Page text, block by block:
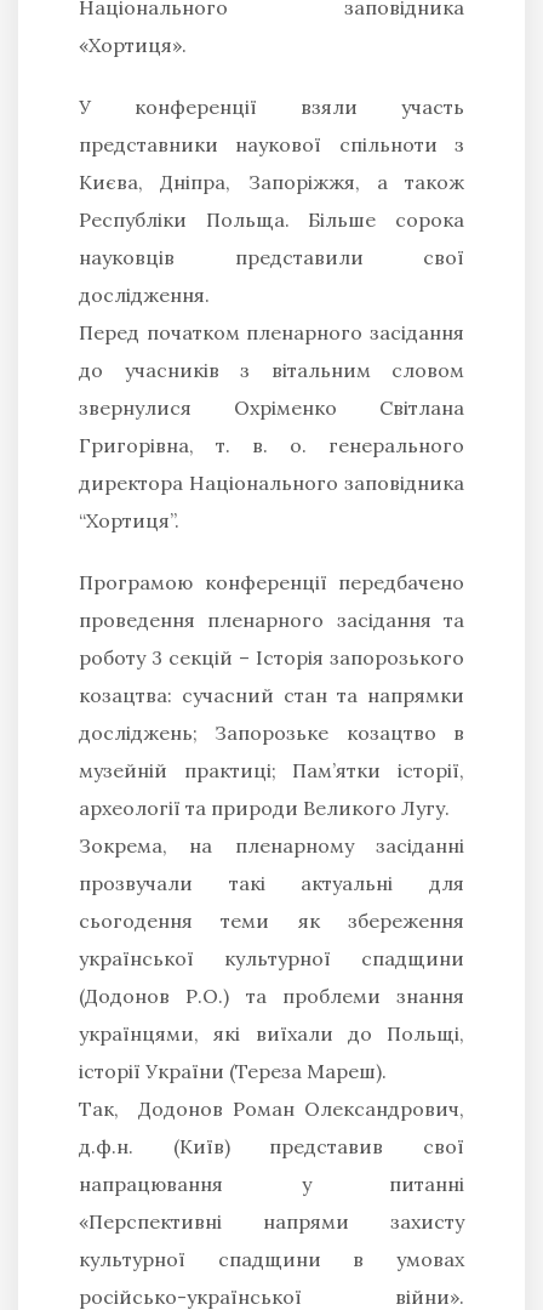
Національного заповідника
«Хортиця».
У конференції взяли участь
представники наукової спільноти з
Києва, Дніпра, Запоріжжя, а також
Республіки Польща. Більше сорока
науковців представили свої
дослідження.
Перед початком пленарного засідання
до учасників з вітальним словом
звернулися Охріменко Світлана
Григорівна, т. в. о. генерального
директора Національного заповідника
“Хортиця”.
Програмою конференції передбачено
проведення пленарного засідання та
роботу 3 секцій – Історія запорозького
козацтва: сучасний стан та напрямки
досліджень; Запорозьке козацтво в
музейній практиці; Пам’ятки історії,
археології та природи Великого Лугу.
Зокрема, на пленарному засіданні
прозвучали такі актуальні для
сьогодення теми як збереження
української культурної спадщини
(Додонов Р.О.) та проблеми знання
українцями, які виїхали до Польщі,
історії України (Тереза Мареш).
Так, Додонов Роман Олександрович,
д.ф.н. (Київ) представив свої
напрацювання у питанні
«Перспективні напрями захисту
культурної спадщини в умовах
російсько-української війни».